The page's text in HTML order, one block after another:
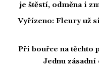
je štěstí, odměna i
Vyřízeno: Fleury už
Při bouřce na těchto
Jednu zásadní